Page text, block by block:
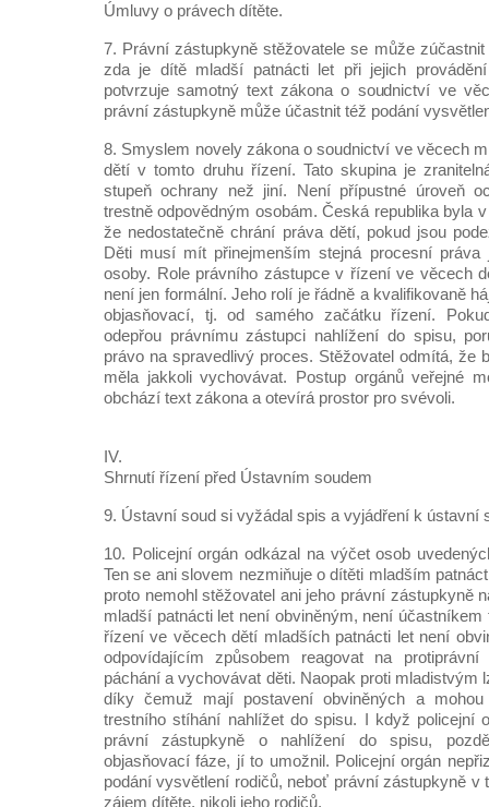
Úmluvy o právech dítěte.
7. Právní zástupkyně stěžovatele se může
zda je dítě mladší patnácti let při jejich
potvrzuje samotný text zákona o soudnictví ve
právní zástupkyně může účastnit též podání
8. Smyslem novely zákona o soudnictví ve věcech
dětí v tomto druhu řízení. Tato skupina je
stupeň ochrany než jiní. Není přípustné úroveň
trestně odpovědným osobám. Česká republika byla
že nedostatečně chrání práva dětí, pokud jsou
Děti musí mít přinejmenším stejná procesní práva
osoby. Role právního zástupce v řízení ve věcech
není jen formální. Jeho rolí je řádně a kvalifikovaně
objasňovací, tj. od samého začátku řízení.
odepřou právnímu zástupci nahlížení do spisu,
právo na spravedlivý proces. Stěžovatel odmítá, že
měla jakkoli vychovávat. Postup orgánů veřejné
obchází text zákona a otevírá prostor pro svévoli.
IV.
Shrnutí řízení před Ústavním soudem
9. Ústavní soud si vyžádal spis a vyjádření k ústavní
10. Policejní orgán odkázal na výčet osob
Ten se ani slovem nezmiňuje o dítěti mladším
proto nemohl stěžovatel ani jeho právní zástupkyně
mladší patnácti let není obviněným, není
řízení ve věcech dětí mladších patnácti let není
odpovídajícím způsobem reagovat na
páchání a vychovávat děti. Naopak proti mladistvým
díky čemuž mají postavení obviněných a
trestního stíhání nahlížet do spisu. I když policejní
právní zástupkyně o nahlížení do spisu,
objasňovací fáze, jí to umožnil. Policejní orgán
podání vysvětlení rodičů, neboť právní zástupkyně v
zájem dítěte, nikoli jeho rodičů.